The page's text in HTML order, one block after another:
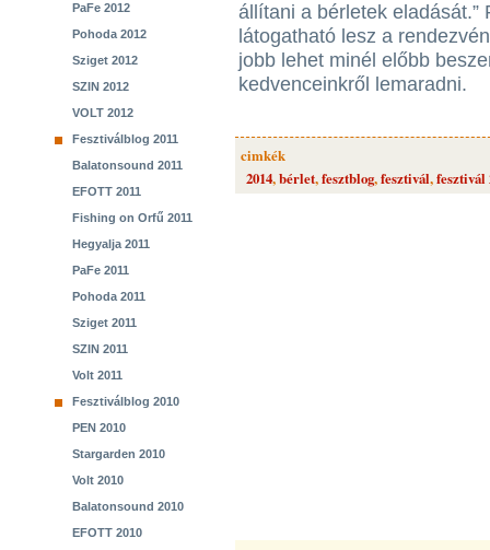
PaFe 2012
Pohoda 2012
Sziget 2012
SZIN 2012
VOLT 2012
Fesztiválblog 2011
Balatonsound 2011
EFOTT 2011
Fishing on Orfű 2011
Hegyalja 2011
PaFe 2011
Pohoda 2011
Sziget 2011
SZIN 2011
Volt 2011
Fesztiválblog 2010
PEN 2010
Stargarden 2010
Volt 2010
Balatonsound 2010
EFOTT 2010
állítani a bérletek
látogatható lesz a
jobb lehet minél előbb
kedvenceinkről lemaradni.
cimkék
2014,bérlet,fesztblog,fesztivál,fesztivál